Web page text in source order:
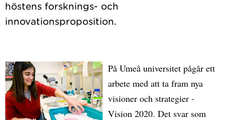
höstens forsknings- och
På Umeå universitet pågår ett
arbete med att ta fram nya
visioner och strategier -
Vision 2020. Det svar som